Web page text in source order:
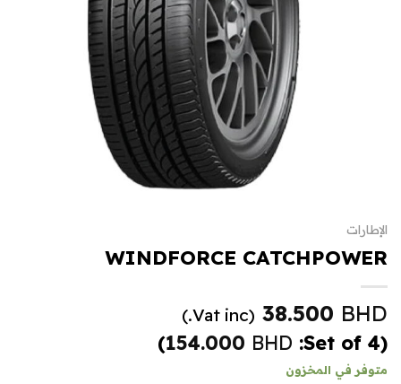
الإطارات
WINDFORCE CATCHPOWER
38.500 BHD
(Vat inc.)
(Set of 4:
154.000 BHD
)
متوفر في المخزون